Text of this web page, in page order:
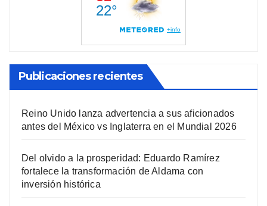
Publicaciones recientes
Reino Unido lanza advertencia a sus aficionados
antes del México vs Inglaterra en el Mundial 2026
Del olvido a la prosperidad: Eduardo Ramírez
fortalece la transformación de Aldama con
inversión histórica